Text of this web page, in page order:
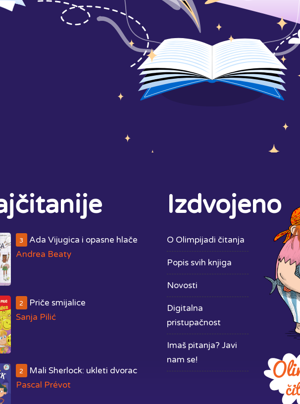
3
Ada Vijugica i opasne hlače
Andrea Beaty
2
Priče smijalice
Sanja Pilić
2
Mali Sherlock: ukleti dvorac
Pascal Prévot
Izdvojeno
O Olimpijadi čitanja
Popis svih knjiga
Novosti
Digitalna
pristupačnost
Imaš pitanja? Javi
nam se!